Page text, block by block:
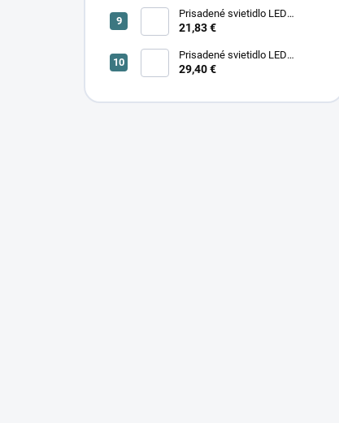
Prisadené svietidlo LED
SONOR CCT UP 6W B 24365
21,83 €
Prisadené svietidlo LED
29,40 €